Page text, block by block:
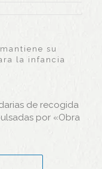
su
la infancia
de recogida
por «Obra